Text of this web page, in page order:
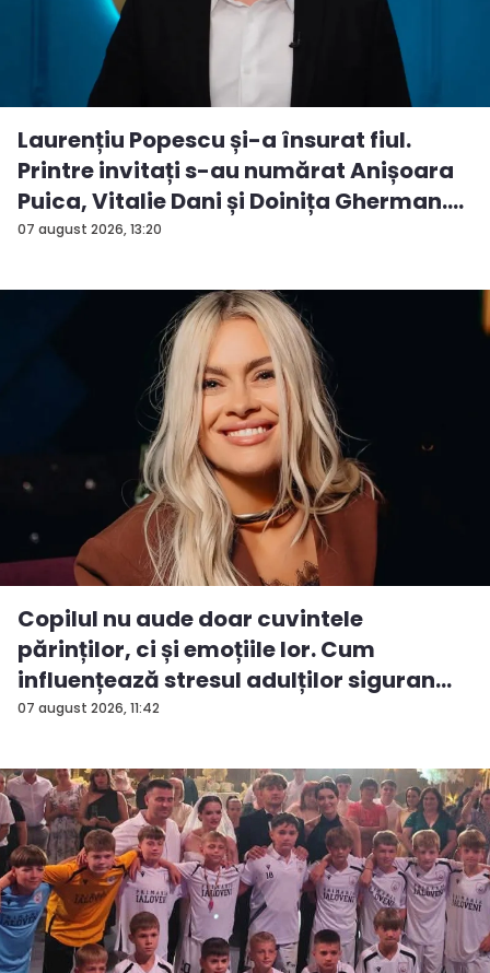
07 august 2026, 13:20
Laurențiu Popescu și-a însurat fiul.
Printre invitați s-au numărat Anișoara
Puica, Vitalie Dani și Doinița Gherman.
P...
07 august 2026, 11:42
Copilul nu aude doar cuvintele
părinților, ci și emoțiile lor. Cum
influențează stresul adulților siguran...